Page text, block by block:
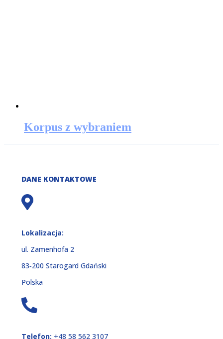
Korpus z wybraniem
DANE KONTAKTOWE
Lokalizacja:
ul. Zamenhofa 2
83‑200 Starogard Gdański
Polska
Telefon: +48 58 562 3107